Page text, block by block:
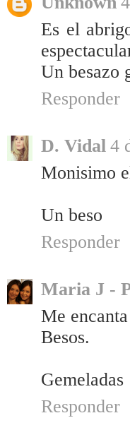
Es el
Un besazo
Responder
D. Vidal 4
Monisimo
Un beso
Responder
Maria J -
Me
Besos.
Gemeladas
Responder